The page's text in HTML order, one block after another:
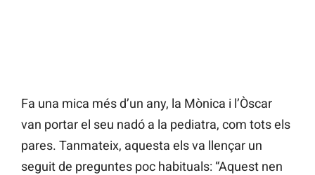
Fa una mica més d’un any, la Mònica i l’Òscar
van portar el seu nadó a la pediatra, com tots els
pares. Tanmateix, aquesta els va llençar un
seguit de preguntes poc habituals: “Aquest nen